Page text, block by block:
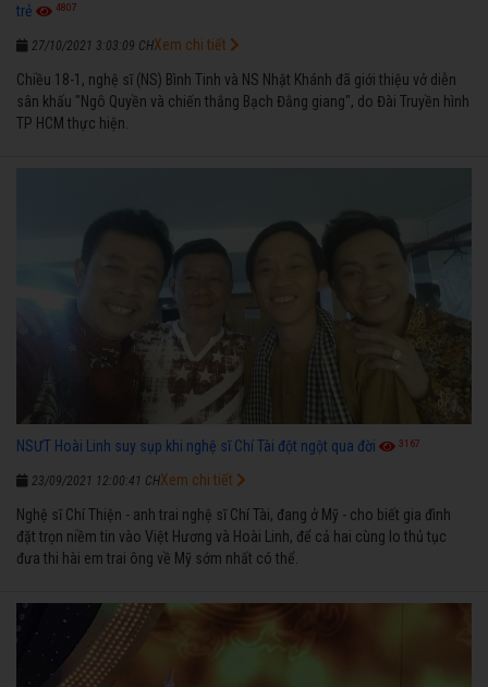
trẻ
4807
27/10/2021 3:03:09 CH
Chiều 18-1, nghệ sĩ (NS) Bình Tinh và NS Nhật Khánh đã giới thiệu vở diễn
sân khấu "Ngô Quyền và chiến thắng Bạch Đằng giang", do Đài Truyền hình
TP HCM thực hiện.
Xem chi tiết
NSƯT Hoài Linh suy sụp khi nghệ sĩ Chí Tài đột ngột qua đời 3167
23/09/2021 12:00:41 CH
Nghệ sĩ Chí Thiện - anh trai nghệ sĩ Chí Tài, đang ở Mỹ - cho biết gia đình
đặt trọn niềm tin vào Việt Hương và Hoài Linh, để cả hai cùng lo thủ tục
đưa thi hài em trai ông về Mỹ sớm nhất có thể.
Xem chi tiết